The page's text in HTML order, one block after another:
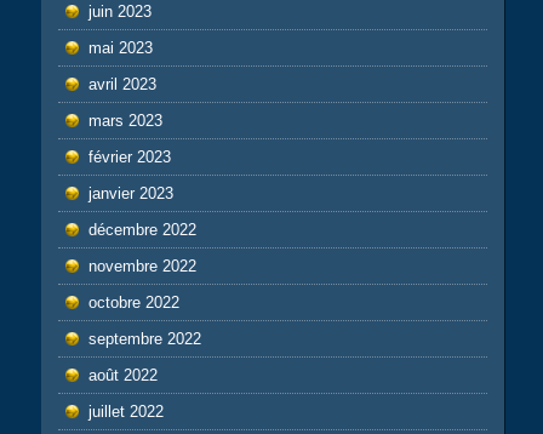
juin 2023
mai 2023
avril 2023
mars 2023
février 2023
janvier 2023
décembre 2022
novembre 2022
octobre 2022
septembre 2022
août 2022
juillet 2022